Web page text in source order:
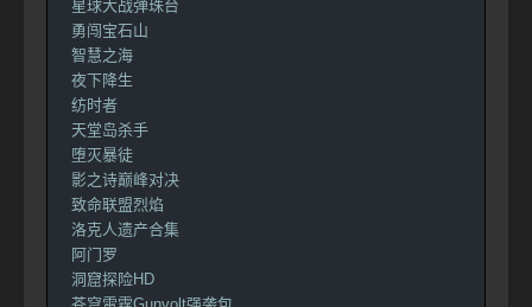
星球大战弹珠台
勇闯宝石山
智慧之海
夜下降生
纺时者
天堂岛杀手
堕灭暴徒
影之诗巅峰对决
致命联盟烈焰
洛克人遗产合集
阿门罗
洞窟探险HD